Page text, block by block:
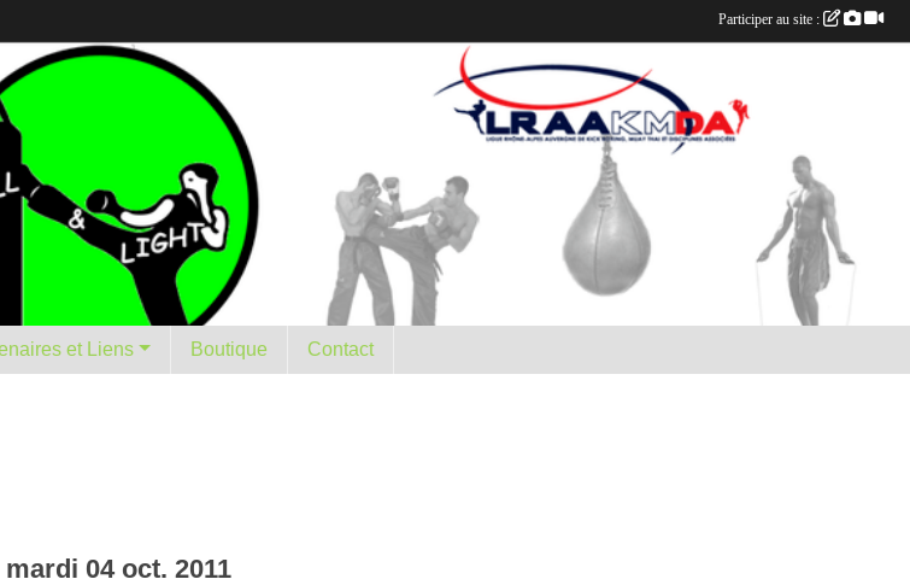
Partenaires et Liens Boutique Contact
mardi 04 oct. 2011
Participer au site :